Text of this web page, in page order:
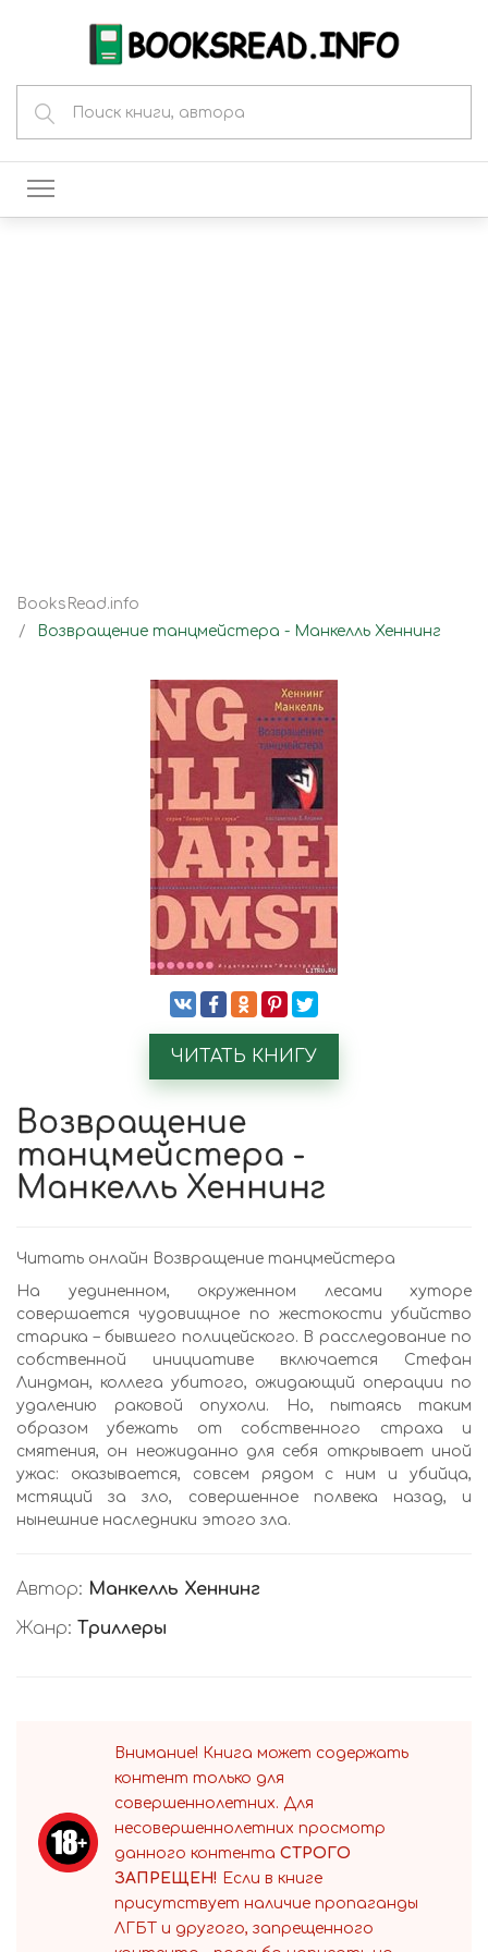
BooksRead.info
Возвращение танцмейстера - Манкелль Хеннинг
ЧИТАТЬ КНИГУ
Возвращение
танцмейстера -
Манкелль Хеннинг
Читать онлайн Возвращение танцмейстера
На уединенном, окруженном лесами хуторе
совершается чудовищное по жестокости убийство
старика – бывшего полицейского. В расследование по
собственной инициативе включается Стефан
Линдман, коллега убитого, ожидающий операции по
удалению раковой опухоли. Но, пытаясь таким
образом убежать от собственного страха и
смятения, он неожиданно для себя открывает иной
ужас: оказывается, совсем рядом с ним и убийца,
мстящий за зло, совершенное полвека назад, и
нынешние наследники этого зла.
Автор: Манкелль Хеннинг
Жанр: Триллеры
Внимание! Книга может содержать
контент только для
совершеннолетних. Для
несовершеннолетних просмотр
данного контента СТРОГО
ЗАПРЕЩЕН! Если в книге
присутствует наличие пропаганды
ЛГБТ и другого, запрещенного